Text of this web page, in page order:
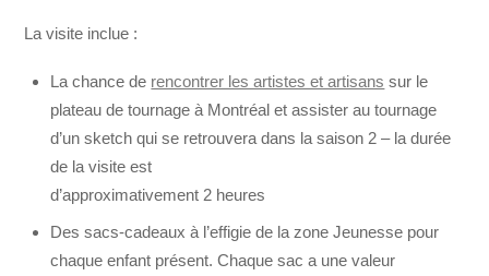
La visite inclue :
La chance de rencontrer les artistes et artisans sur le
plateau de tournage à Montréal et assister au tournage
d’un sketch qui se retrouvera dans la saison 2 – la durée
de la visite est
d’approximativement 2 heures
Des sacs-cadeaux à l’effigie de la zone Jeunesse pour
chaque enfant présent. Chaque sac a une valeur